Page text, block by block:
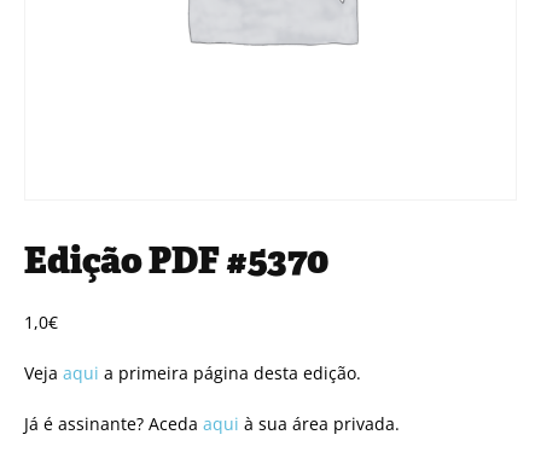
Edição PDF #5370
1,0€
Veja aqui a primeira página desta edição.
Já é assinante? Aceda aqui à sua área privada.